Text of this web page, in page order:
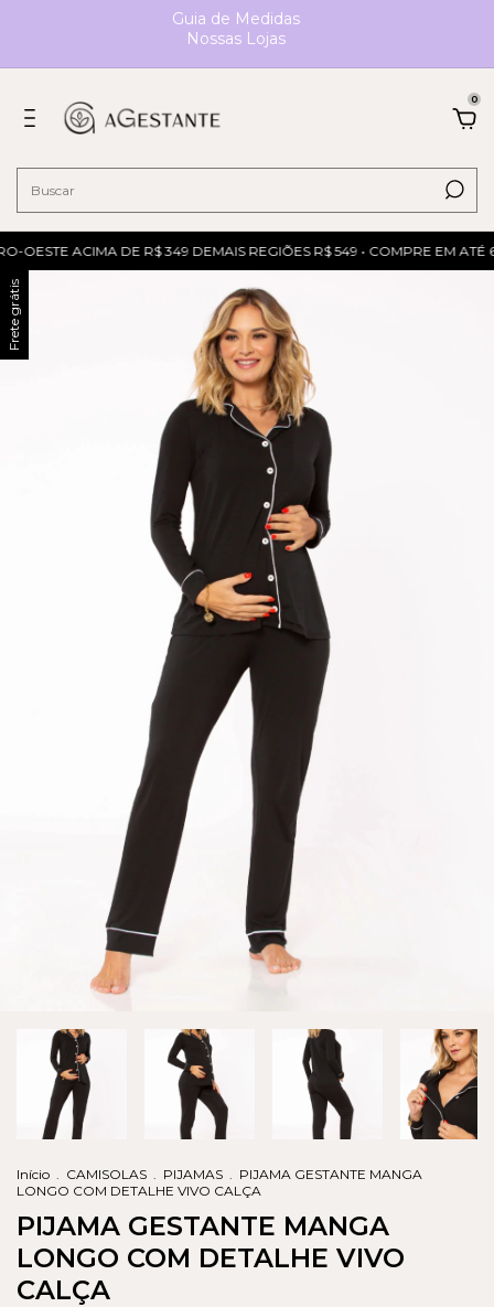
Guia de Medidas
Nossas Lojas
0
OESTE ACIMA DE R$ 349 DEMAIS REGIÕES R$ 549 • COMPRE EM
Frete grátis
Início . CAMISOLAS . PIJAMAS . PIJAMA GESTANTE MANGA
LONGO COM DETALHE VIVO CALÇA
PIJAMA GESTANTE MANGA
LONGO COM DETALHE VIVO
CALÇA